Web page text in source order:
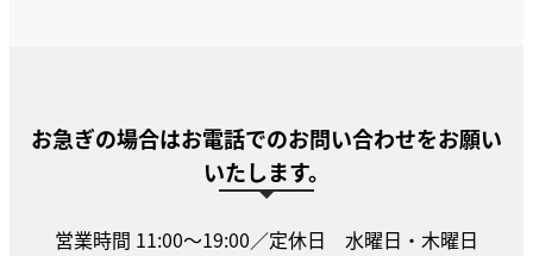
お急ぎの場合はお電話でのお問い合わせをお願い
いたします。
営業時間 11:00〜19:00／定休日 水曜日・木曜日